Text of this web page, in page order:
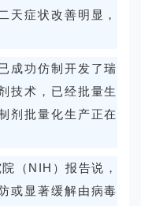
天症状改善明显，
成功仿制开发了瑞
技术，已经批量生
剂批量化生产正在
（NIH）报告说，
或显著缓解由病毒